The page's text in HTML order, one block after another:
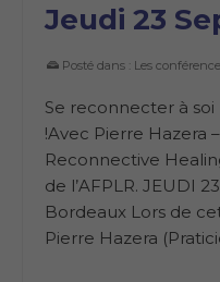
Jeudi 23
Posté dans : Les
Se reconnecter à soi
!Avec Pierre Hazera
Reconnective
de l’AFPLR. JEUDI
Bordeaux Lors de
Pierre Hazera